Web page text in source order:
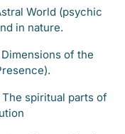
World (psychic
in nature.
of the
spiritual parts of